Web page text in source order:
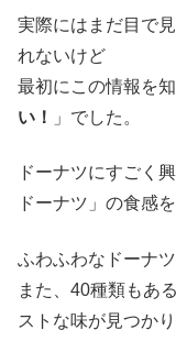
実際にはまだ目で
れないけど
最初にこの情報を
い！
」でした。
ドーナツにすごく
ドーナツ」の食感
ふわふわなドーナ
また、40種類もあ
ストな味が見つかり